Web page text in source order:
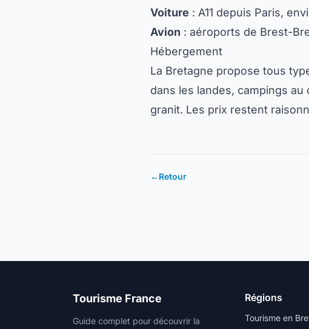
Voiture : A11 depuis Paris,
Avion : aéroports de Brest-
Hébergement
La Bretagne propose tous
dans les landes, campings
granit. Les prix restent
←Retour
Tourisme France
Guide complet pour découvrir la
Régions
Tourisme en